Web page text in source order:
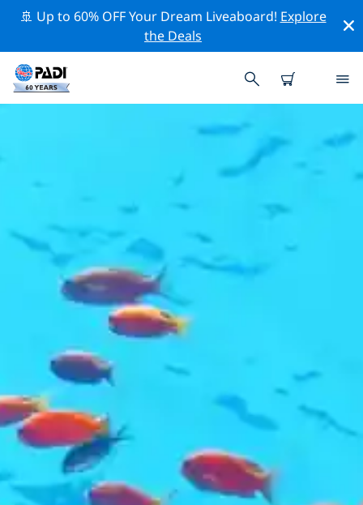
🚢 Up to 60% OFF Your Dream Liveaboard! Explore
the Deals